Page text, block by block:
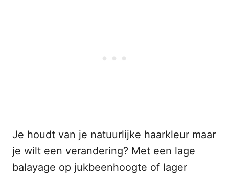
Je houdt van je natuurlijke haarkleur maar
je wilt een verandering? Met een lage
balayage op jukbeenhoogte of lager